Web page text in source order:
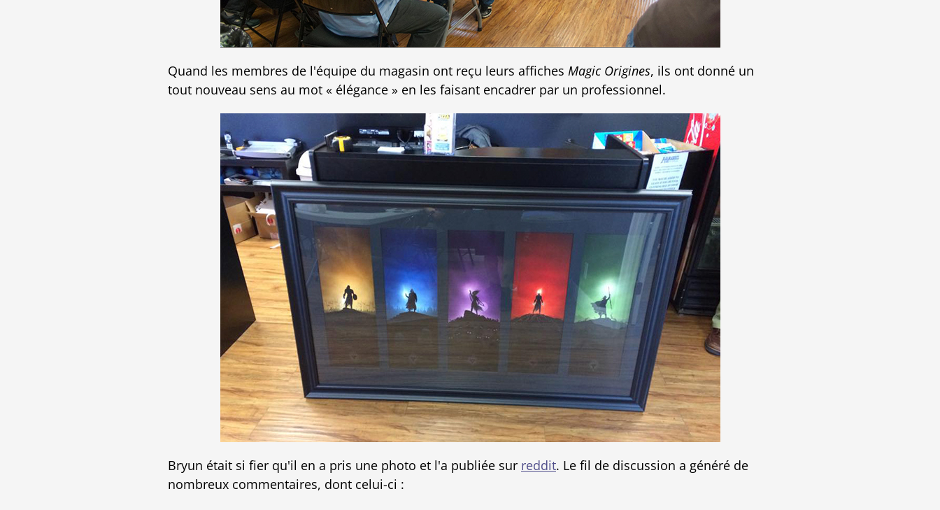
Quand les membres de l'équipe du magasin ont reçu leurs affiches Magic Origines, ils ont donné un
tout nouveau sens au mot « élégance » en les faisant encadrer par un professionnel.
Bryun était si fier qu'il en a pris une photo et l'a publiée sur reddit. Le fil de discussion a généré de
nombreux commentaires, dont celui-ci :